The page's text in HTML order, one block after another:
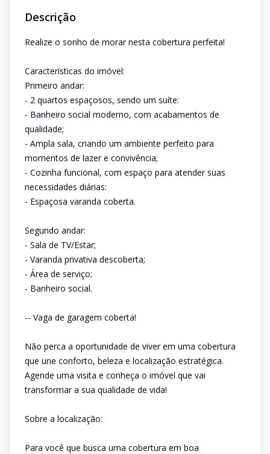
Descrição
Realize o sonho de morar nesta cobertura perfeita!
Características do imóvel:
Primeiro andar:
- 2 quartos espaçosos, sendo um suíte:
- Banheiro social moderno, com acabamentos de
qualidade;
- Ampla sala, criando um ambiente perfeito para
momentos de lazer e convivência;
- Cozinha funcional, com espaço para atender suas
necessidades diárias:
- Espaçosa varanda coberta.
Segundo andar:
- Sala de TV/Estar;
- Varanda privativa descoberta;
- Área de serviço;
- Banheiro social.
-- Vaga de garagem coberta!
Não perca a oportunidade de viver em uma cobertura
que une conforto, beleza e localização estratégica.
Agende uma visita e conheça o imóvel que vai
transformar a sua qualidade de vida!
Sobre a localização:
Para você que busca uma cobertura em boa